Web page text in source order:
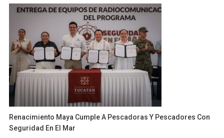
Renacimiento Maya Cumple A Pescadoras Y Pescadores Con
Seguridad En El Mar